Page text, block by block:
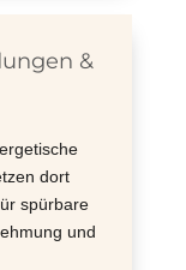
&
dort
spürbare
und